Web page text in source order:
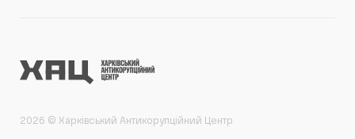
2026 © Харківський Антикорупційний Центр